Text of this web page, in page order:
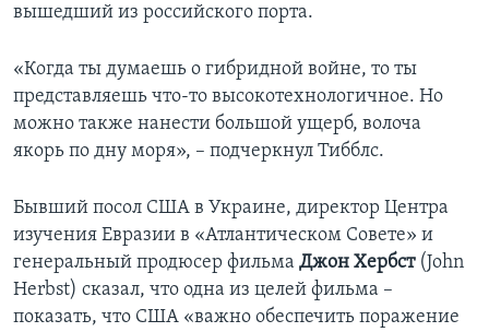
вышедший из российского порта.
«Когда ты думаешь о гибридной войне, то ты
представляешь что-то высокотехнологичное. Но
можно также нанести большой ущерб, волоча
якорь по дну моря», – подчеркнул Тибблс.
Бывший посол США в Украине, директор Центра
изучения Евразии в «Атлантическом Совете» и
генеральный продюсер фильма Джон Хербст(John
Herbst) сказал, что одна из целей фильма –
показать, что США «важно обеспечить поражение